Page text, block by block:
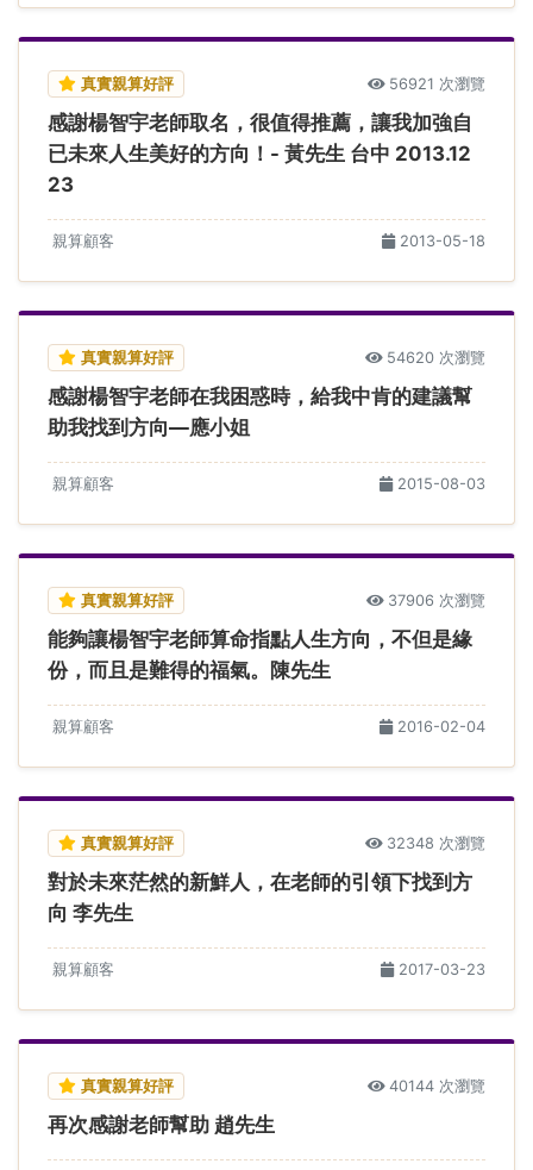
真實親算好評 56921 次瀏覽
感謝楊智宇老師取名，很值得推薦，讓我加強自
已未來人生美好的方向！- 黃先生 台中 2013.12
23
親算顧客 2013-05-18
真實親算好評 54620 次瀏覽
感謝楊智宇老師在我困惑時，給我中肯的建議幫
助我找到方向—應小姐
親算顧客 2015-08-03
真實親算好評 37906 次瀏覽
能夠讓楊智宇老師算命指點人生方向，不但是緣
份，而且是難得的福氣。陳先生
親算顧客 2016-02-04
真實親算好評 32348 次瀏覽
對於未來茫然的新鮮人，在老師的引領下找到方
向 李先生
親算顧客 2017-03-23
真實親算好評 40144 次瀏覽
再次感謝老師幫助 趙先生